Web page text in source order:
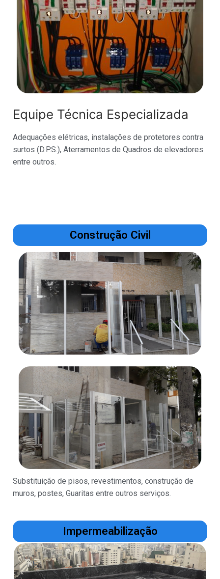
Equipe Técnica Especializada
Adequações elétricas, instalações de protetores contra
surtos (D.P.S.), Aterramentos de Quadros de elevadores
entre outros.
Construção Civil
Substituição de pisos, revestimentos, construção de
muros, postes, Guaritas entre outros serviços.
Impermeabilização